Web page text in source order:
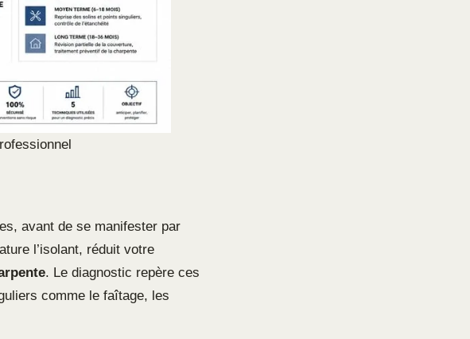
avant de se manifester par
l’isolant, réduit votre
. Le diagnostic repère ces
comme le faîtage, les